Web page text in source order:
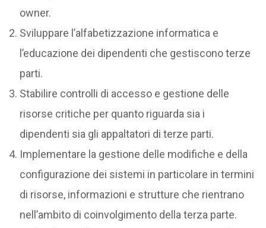
owner.
Sviluppare l’alfabetizzazione informatica e
l’educazione dei dipendenti che gestiscono terze
parti.
Stabilire controlli di accesso e gestione delle
risorse critiche per quanto riguarda sia i
dipendenti sia gli appaltatori di terze parti.
Implementare la gestione delle modifiche e della
configurazione dei sistemi in particolare in termini
di risorse, informazioni e strutture che rientrano
nell’ambito di coinvolgimento della terza parte.